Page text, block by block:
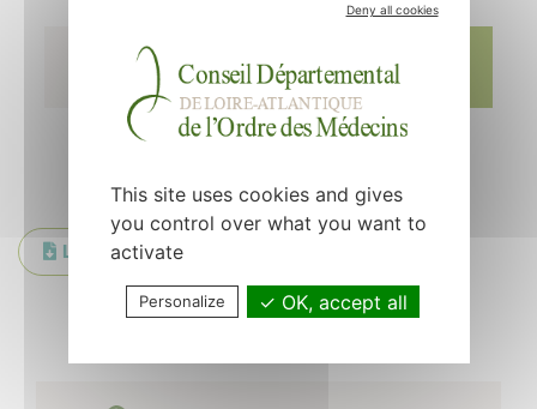
06 avril 2020
Pluvinage
LOM-lettre 6 avril
Retour à la liste
Deny all cookies
This site uses cookies and gives
you control over what you want to
activate
Personalize OK, accept all